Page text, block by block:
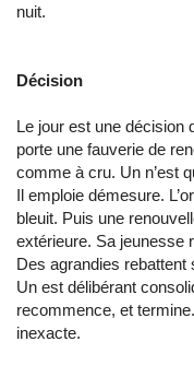
nuit.
Décision
Le jour est une décision
porte une fauverie de
comme à cru. Un n’est
Il emploie démesure.
bleuit. Puis une
extérieure. Sa jeunesse
Des agrandies rebattent
Un est délibérant
recommence, et
inexacte.